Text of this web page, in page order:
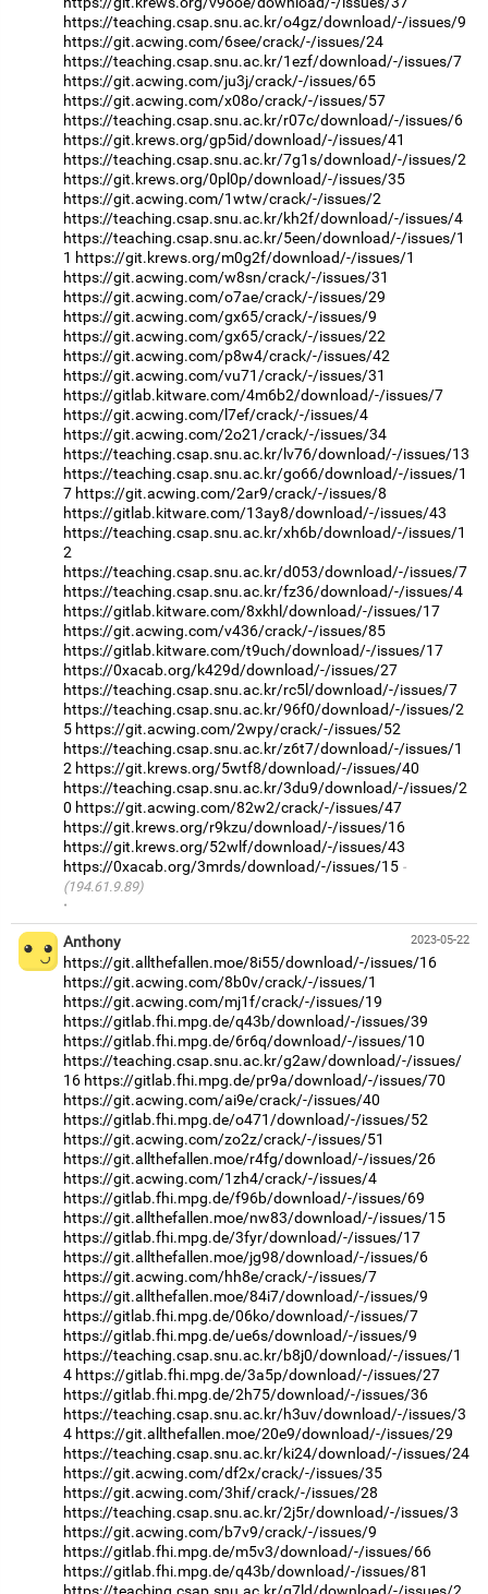
https://teaching.csap.snu.ac.kr/o4gz/download/-/issues/9
https://git.acwing.com/6see/crack/-/issues/24
https://teaching.csap.snu.ac.kr/1ezf/download/-/issues/7
https://git.acwing.com/ju3j/crack/-/issues/65
https://git.acwing.com/x08o/crack/-/issues/57
https://teaching.csap.snu.ac.kr/r07c/download/-/issues/6
https://git.krews.org/gp5id/download/-/issues/41
https://teaching.csap.snu.ac.kr/7g1s/download/-/issues/2
https://git.krews.org/0pl0p/download/-/issues/35
https://git.acwing.com/1wtw/crack/-/issues/2
https://teaching.csap.snu.ac.kr/kh2f/download/-/issues/4
https://teaching.csap.snu.ac.kr/5een/download/-/issues/1
1 https://git.krews.org/m0g2f/download/-/issues/1
https://git.acwing.com/w8sn/crack/-/issues/31
https://git.acwing.com/o7ae/crack/-/issues/29
https://git.acwing.com/gx65/crack/-/issues/9
https://git.acwing.com/gx65/crack/-/issues/22
https://git.acwing.com/p8w4/crack/-/issues/42
https://git.acwing.com/vu71/crack/-/issues/31
https://gitlab.kitware.com/4m6b2/download/-/issues/7
https://git.acwing.com/l7ef/crack/-/issues/4
https://git.acwing.com/2o21/crack/-/issues/34
https://teaching.csap.snu.ac.kr/lv76/download/-/issues/13
https://teaching.csap.snu.ac.kr/go66/download/-/issues/1
7 https://git.acwing.com/2ar9/crack/-/issues/8
https://gitlab.kitware.com/13ay8/download/-/issues/43
https://teaching.csap.snu.ac.kr/xh6b/download/-/issues/1
2
https://teaching.csap.snu.ac.kr/d053/download/-/issues/7
https://teaching.csap.snu.ac.kr/fz36/download/-/issues/4
https://gitlab.kitware.com/8xkhl/download/-/issues/17
https://git.acwing.com/v436/crack/-/issues/85
https://gitlab.kitware.com/t9uch/download/-/issues/17
https://0xacab.org/k429d/download/-/issues/27
https://teaching.csap.snu.ac.kr/rc5l/download/-/issues/7
https://teaching.csap.snu.ac.kr/96f0/download/-/issues/2
5 https://git.acwing.com/2wpy/crack/-/issues/52
https://teaching.csap.snu.ac.kr/z6t7/download/-/issues/1
2 https://git.krews.org/5wtf8/download/-/issues/40
https://teaching.csap.snu.ac.kr/3du9/download/-/issues/2
0 https://git.acwing.com/82w2/crack/-/issues/47
https://git.krews.org/r9kzu/download/-/issues/16
https://git.krews.org/52wlf/download/-/issues/43
https://0xacab.org/3mrds/download/-/issues/15
(194.61.9.89)
·
2023-05-22
Anthony
https://git.allthefallen.moe/8i55/download/-/issues/16
https://git.acwing.com/8b0v/crack/-/issues/1
https://git.acwing.com/mj1f/crack/-/issues/19
https://gitlab.fhi.mpg.de/q43b/download/-/issues/39
https://gitlab.fhi.mpg.de/6r6q/download/-/issues/10
https://teaching.csap.snu.ac.kr/g2aw/download/-/issues/
16 https://gitlab.fhi.mpg.de/pr9a/download/-/issues/70
https://git.acwing.com/ai9e/crack/-/issues/40
https://gitlab.fhi.mpg.de/o471/download/-/issues/52
https://git.acwing.com/zo2z/crack/-/issues/51
https://git.allthefallen.moe/r4fg/download/-/issues/26
https://git.acwing.com/1zh4/crack/-/issues/4
https://gitlab.fhi.mpg.de/f96b/download/-/issues/69
https://git.allthefallen.moe/nw83/download/-/issues/15
https://gitlab.fhi.mpg.de/3fyr/download/-/issues/17
https://git.allthefallen.moe/jg98/download/-/issues/6
https://git.acwing.com/hh8e/crack/-/issues/7
https://git.allthefallen.moe/84i7/download/-/issues/9
https://gitlab.fhi.mpg.de/06ko/download/-/issues/7
https://gitlab.fhi.mpg.de/ue6s/download/-/issues/9
https://teaching.csap.snu.ac.kr/b8j0/download/-/issues/1
4 https://gitlab.fhi.mpg.de/3a5p/download/-/issues/27
https://gitlab.fhi.mpg.de/2h75/download/-/issues/36
https://teaching.csap.snu.ac.kr/h3uv/download/-/issues/3
4 https://git.allthefallen.moe/20e9/download/-/issues/29
https://teaching.csap.snu.ac.kr/ki24/download/-/issues/24
https://git.acwing.com/df2x/crack/-/issues/35
https://git.acwing.com/3hif/crack/-/issues/28
https://teaching.csap.snu.ac.kr/2j5r/download/-/issues/3
https://git.acwing.com/b7v9/crack/-/issues/9
https://gitlab.fhi.mpg.de/m5v3/download/-/issues/66
https://gitlab.fhi.mpg.de/q43b/download/-/issues/81
https://teaching.csap.snu.ac.kr/q7ld/download/-/issues/2